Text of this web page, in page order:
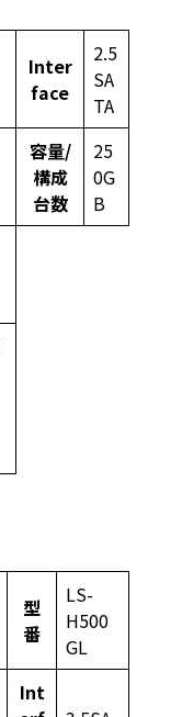
Inter
face
2.5
SA
TA
容量/
構成
台数
25
0G
B
型
番
LS-
H500
GL
Int